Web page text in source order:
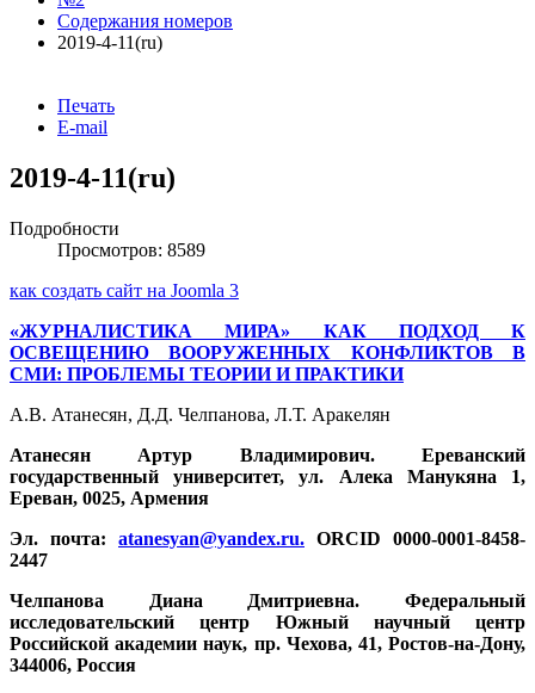
Содержания номеров
2019-4-11(ru)
Печать
E-mail
2019-4-11(ru)
Подробности
Просмотров: 8589
как создать сайт на Joomla 3
«ЖУРНАЛИСТИКА МИРА» КАК ПОДХОД К
ОСВЕЩЕНИЮ ВООРУЖЕННЫХ КОНФЛИКТОВ В
СМИ: ПРОБЛЕМЫ ТЕОРИИ И ПРАКТИКИ
А.В. Атанесян, Д.Д. Челпанова, Л.Т. Аракелян
Атанесян Артур Владимирович. Ереванский
государственный университет, ул. Алека Манукяна 1,
Ереван, 0025, Армения
Эл. почта: atanesyan@yandex.ru. ORCID 0000-0001-8458-
2447
Челпанова Диана Дмитриевна. Федеральный
исследовательский центр Южный научный центр
Российской академии наук, пр. Чехова, 41, Ростов-на-Дону,
344006, Россия